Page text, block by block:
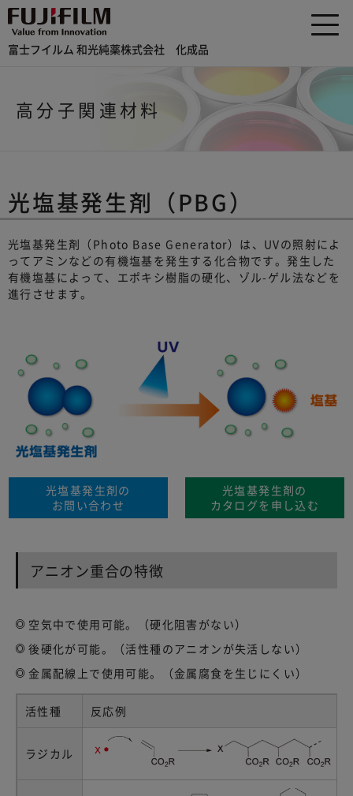
富士フイルム 和光純薬株式会社 化成品
高分子関連材料
光塩基発生剤（PBG）
光塩基発生剤（Photo Base Generator）は、UVの照射によ
ってアミンなどの有機塩基を発生する化合物です。発生した
有機塩基によって、エポキシ樹脂の硬化、ゾル-ゲル法などを
進行させます。
光塩基発生剤の
お問い合わせ
光塩基発生剤の
カタログを申し込む
アニオン重合の特徴
空気中で使用可能。（硬化阻害がない）
後硬化が可能。（活性種のアニオンが失活しない）
金属配線上で使用可能。（金属腐食を生じにくい）
活性種 反応例
ラジカル